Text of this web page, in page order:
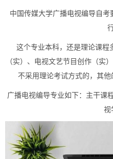
中国传媒大学广播电视编导自
这个专业本科，还是理论课程
（实）、电视文艺节目创作（实
不采用理论考试方式的，其他
广播电视编导专业如下：主干课
视